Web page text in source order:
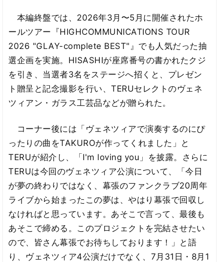
本編終盤では、2026年3月〜5月に開催されたホ
ールツアー『HIGHCOMMUNICATIONS TOUR
2026 "GLAY-complete BEST"』でも人気だった抽
選企画を実施。HISASHIが座席番号の書かれたクジ
を引き、当選者3名をステージへ招くと、プレゼン
ト贈呈と記念撮影を行い、TERUセレクトのヴェネ
ツィアン・ガラス工芸品などが贈られた。
コーナー後には「ヴェネツィアで演奏するのにぴ
ったりの曲をTAKUROが作ってくれました」と
TERUが紹介し、「I'm loving you」を披露。さらに
TERUは今回のヴェネツィア公演について、「今日
が夢の終わりではなく、幕張のファンクラブ20周年
ライブから始まったこの夢は、やはり幕張で回収し
なければと思っています。あそこで言って、最後も
あそこで締める。このプロジェクトを完結させたい
ので、皆さん幕張でお待ちしております！」と語
り、ヴェネツィア4公演だけでなく、7月31日・8月1